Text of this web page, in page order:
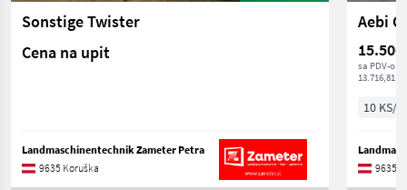
Sonstige Twister
Cena na upit
Landmaschinentechnik Zameter Petra
9635 Koruška
Aebi
15.500
sa PDV-om
13.716,81 €
10 KS/7
9635